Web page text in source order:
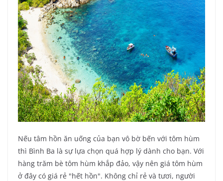
Nếu tâm hồn ăn uống của bạn vô bờ bến với tôm hùm
thì Bình Ba là sự lựa chọn quá hợp lý dành cho bạn. Với
hàng trăm bè tôm hùm khắp đảo, vậy nên giá tôm hùm
ở đây có giá rẻ "hết hồn". Không chỉ rẻ và tươi, người